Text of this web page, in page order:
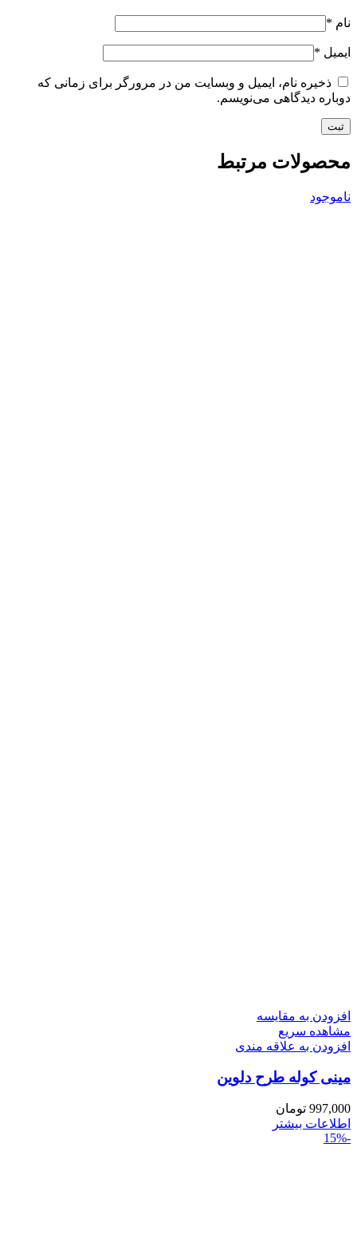
نام *
ایمیل *
ذخیره نام، ایمیل و وبسایت من در مرورگر برای زمانی که
دوباره دیدگاهی می‌نویسم.
محصولات مرتبط
ناموجود
افزودن به مقایسه
مشاهده سریع
افزودن به علاقه مندی
مینی کوله طرح دلوین
997,000 تومان
اطلاعات بیشتر
-15%